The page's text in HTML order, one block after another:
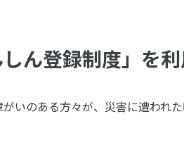
ん登録制度」を
いのある方々が、災害に遭われ